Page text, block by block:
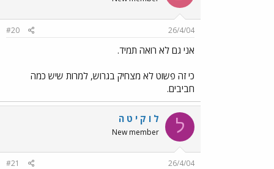
26/4/04
#20
אני גם לא רואה תמיד.
כי זה פשוט לא מצחיק בגרוש, למרות שיש כמה
חביבים.
ל ל ו ק י ט ה
New member
26/4/04
#21